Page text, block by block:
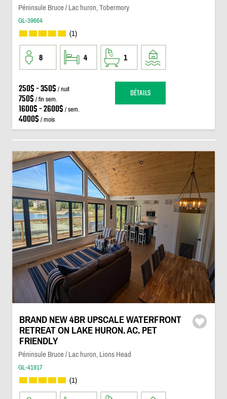
Péninsule Bruce / Lac huron, Tobermory
GL-39664
(1)
8 4 1
250$ - 350$ / nuit
750$ / fin sem.
1600$ - 2600$ / sem.
4000$ / mois
DÉTAILS
BRAND NEW 4BR UPSCALE WATERFRONT
RETREAT ON LAKE HURON. AC. PET
FRIENDLY
Péninsule Bruce / Lac huron, Lions Head
GL-41917
(1)